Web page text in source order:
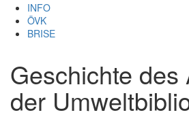
INFO
ÖVK
BRISE
Geschichte des
der